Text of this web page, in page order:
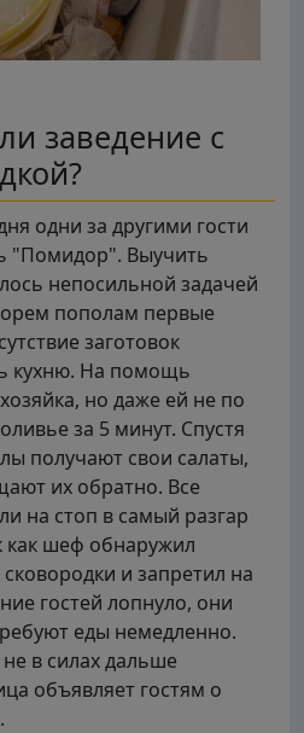
заведение с
одни за другими гости
"Помидор". Выучить
непосильной задачей
пополам первые
заготовок
кухню. На помощь
но даже ей не по
за 5 минут. Спустя
получают свои салаты,
их обратно. Все
на стоп в самый разгар
как шеф обнаружил
и запретил на
гостей лопнуло, они
еды немедленно.
в силах дальше
объявляет гостям о